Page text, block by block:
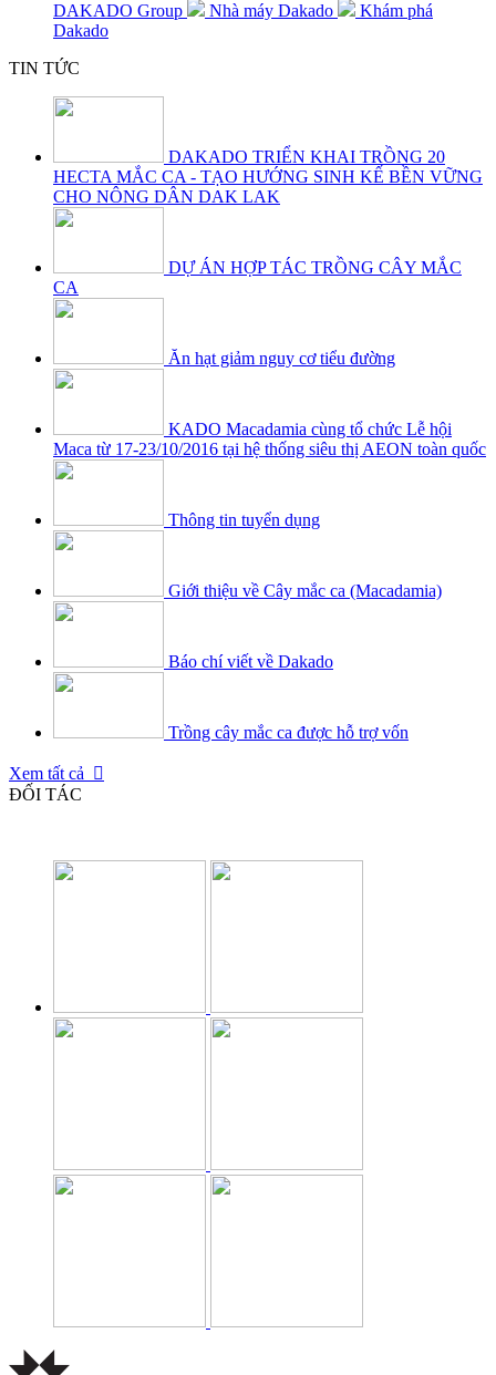
DAKADO Group
Nhà máy Dakado
Khám phá
Dakado
TIN TỨC
DAKADO TRIỂN KHAI TRỒNG 20
HECTA MẮC CA - TẠO HƯỚNG SINH KẾ BỀN VỮNG
CHO NÔNG DÂN DAK LAK
DỰ ÁN HỢP TÁC TRỒNG CÂY MẮC
CA
Ăn hạt giảm nguy cơ tiểu đường
KADO Macadamia cùng tổ chức Lễ hội
Maca từ 17-23/10/2016 tại hệ thống siêu thị AEON toàn quốc
Thông tin tuyển dụng
Giới thiệu về Cây mắc ca (Macadamia)
Báo chí viết về Dakado
Trồng cây mắc ca được hỗ trợ vốn
Xem tất cả

ĐỐI TÁC